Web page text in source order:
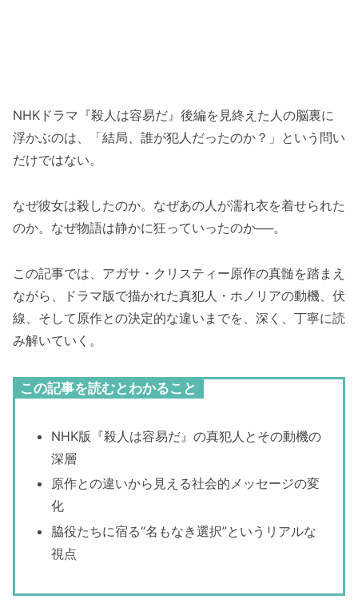
NHKドラマ『殺人は容易だ』後編を見終えた人の脳裏に
浮かぶのは、「結局、誰が犯人だったのか？」という問い
だけではない。
なぜ彼女は殺したのか。なぜあの人が濡れ衣を着せられた
のか。なぜ物語は静かに狂っていったのか──。
この記事では、アガサ・クリスティー原作の真髄を踏まえ
ながら、ドラマ版で描かれた真犯人・ホノリアの動機、伏
線、そして原作との決定的な違いまでを、深く、丁寧に読
み解いていく。
この記事を読むとわかること
NHK版『殺人は容易だ』の真犯人とその動機の
深層
原作との違いから見える社会的メッセージの変
化
脇役たちに宿る“名もなき選択”というリアルな
視点